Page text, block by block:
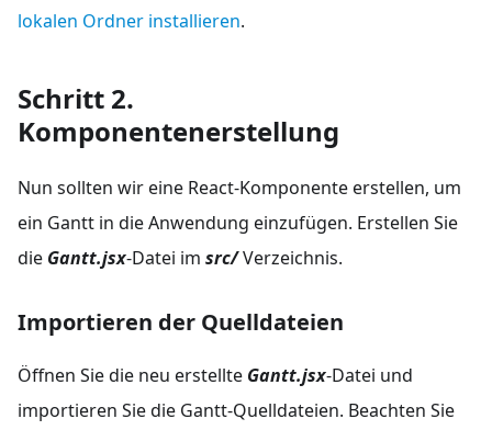
lokalen Ordner installieren.
Schritt 2.
Komponentenerstellung
Nun sollten wir eine React-Komponente erstellen, um
ein Gantt in die Anwendung einzufügen. Erstellen Sie
die Gantt.jsx-Datei im src/Verzeichnis.
Importieren der Quelldateien
Öffnen Sie die neu erstellte Gantt.jsx-Datei und
importieren Sie die Gantt-Quelldateien. Beachten Sie